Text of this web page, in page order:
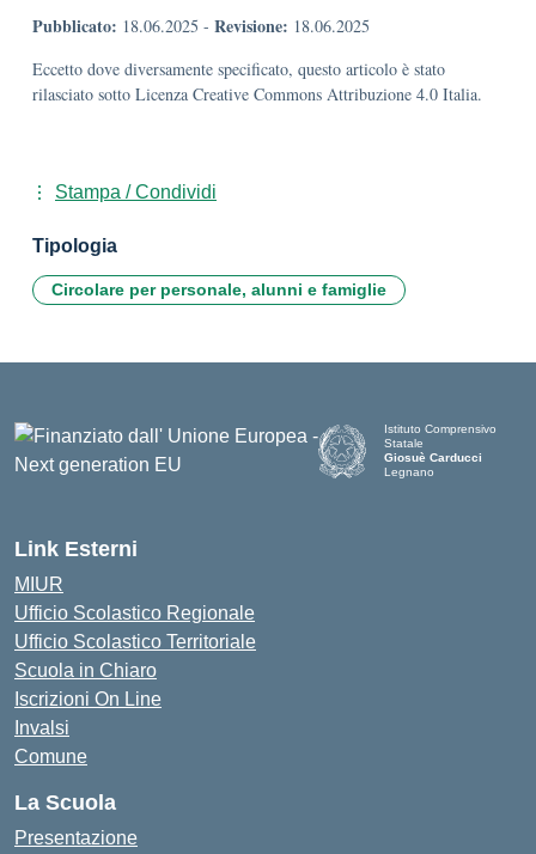
Pubblicato: 18.06.2025 - Revisione: 18.06.2025
Eccetto dove diversamente specificato, questo articolo è stato
rilasciato sotto Licenza Creative Commons Attribuzione 4.0 Italia.
Stampa / Condividi
Tipologia
Circolare per personale, alunni e famiglie
Istituto Comprensivo
Statale
Giosuè Carducci
Legnano
Link Esterni
MIUR
Ufficio Scolastico Regionale
Ufficio Scolastico Territoriale
Scuola in Chiaro
Iscrizioni On Line
Invalsi
Comune
La Scuola
Presentazione